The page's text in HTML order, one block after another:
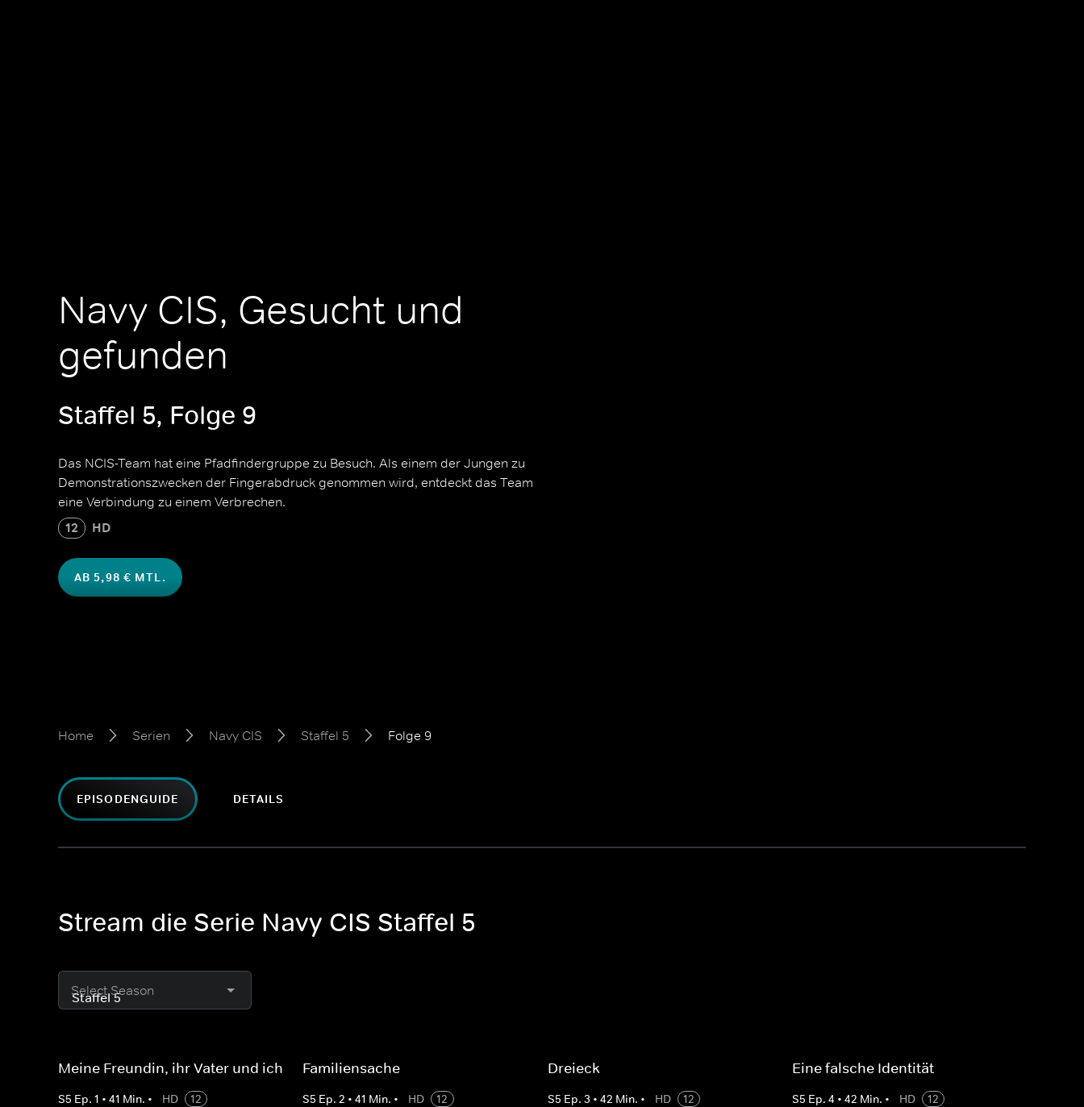
Navy CIS, Gesucht und
gefunden
Staffel 5, Folge 9
Das NCIS-Team hat eine Pfadfindergruppe zu Besuch. Als einem der Jungen zu
Demonstrationszwecken der Fingerabdruck genommen wird, entdeckt das Team
eine Verbindung zu einem Verbrechen.
12 HD
AB 5,98 € MTL.
Home Serien Navy CIS Staffel 5 Folge 9
EPISODENGUIDE DETAILS
Stream die Serie Navy CIS Staffel 5
Select Season
Meine Freundin, ihr Vater und ich
S5 Ep. 1 • 41 Min. • HD
12
Familiensache
S5 Ep.2 •41 Min. • HD
12
Dreieck
S5 Ep. 3 • 42 Min. • HD
12
Eine falsche Identität
S5 Ep. 4 • 42 Min. • HD
12